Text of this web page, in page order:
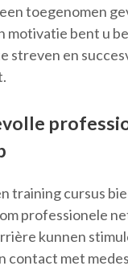
toegenomen
motivatie bent u
streven en
training cursus
professionele
kunnen
contact met